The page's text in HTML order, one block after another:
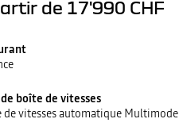
de 17'990 CHF
boîte de vitesses
de vitesses automatique Multimode